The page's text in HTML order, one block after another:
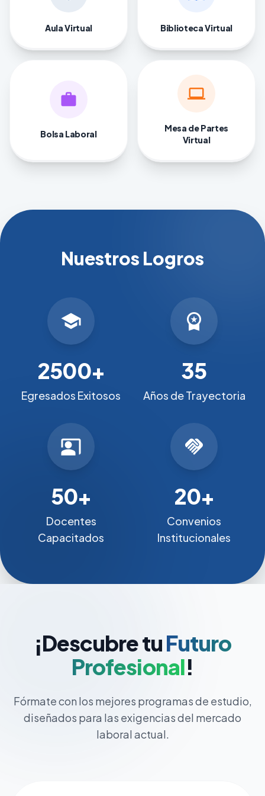
Aula Virtual Biblioteca Virtual
work
Bolsa Laboral
computer
Mesa de Partes
Virtual
Nuestros Logros
school
2500+
Egresados Exitosos
workspace_premium
35
Años de Trayectoria
co_present
50+
Docentes
Capacitados
handshake
20+
Convenios
Institucionales
¡Descubre tuFuturo
Profesional!
Fórmate con los mejores programas de estudio,
diseñados para las exigencias del mercado
laboral actual.